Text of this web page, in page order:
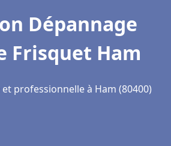
Dépannage
Frisquet Ham
professionnelle à Ham (80400)